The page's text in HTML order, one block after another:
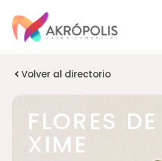
Volver al directorio
FLORES DE
XIME